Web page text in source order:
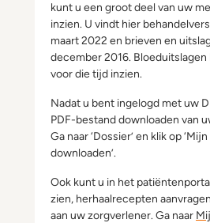
kunt u een groot deel van uw
inzien. U vindt hier
maart 2022 en brieven en
december 2016. Bloeduitslagen
voor die tijd inzien.
Nadat u bent ingelogd met uw
PDF-bestand downloaden van
Ga naar ‘Dossier’ en klik op
downloaden’.
Ook kunt u in het
zien, herhaalrecepten
aan uw zorgverlener. Ga naar